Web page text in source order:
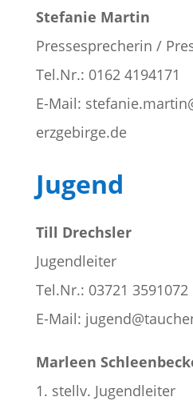
Stefanie Martin
Pressesprecherin /
Tel.Nr.: 0162 4194171
E-Mail:
erzgebirge.de
Jugend
Till Drechsler
Jugendleiter
Tel.Nr.: 03721 3591072
E-Mail:
Marleen
1. stellv. Jugendleiter